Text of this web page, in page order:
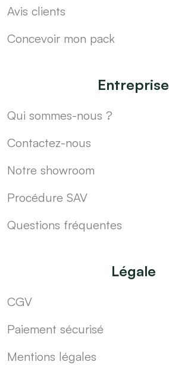
Avis clients
Concevoir mon pack
Entreprise
Qui sommes-nous ?
Contactez-nous
Notre showroom
Procédure SAV
Questions fréquentes
Légale
CGV
Paiement sécurisé
Mentions légales